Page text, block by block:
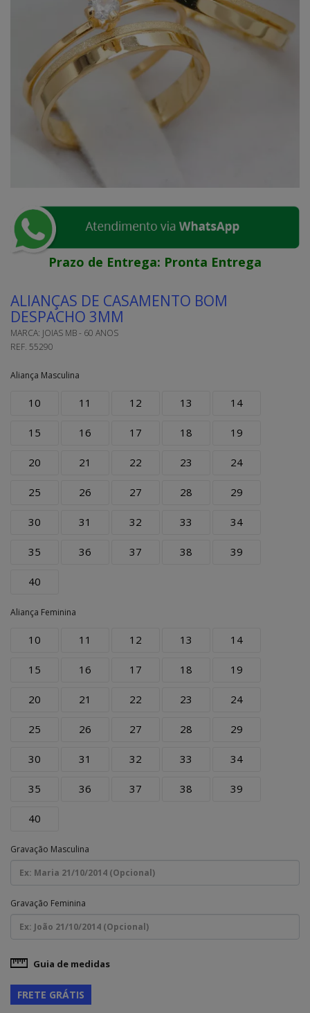
Prazo de Entrega: Pronta Entrega
ALIANÇAS DE CASAMENTO BOM
DESPACHO 3MM
MARCA: JOIAS MB - 60 ANOS
REF. 55290
Aliança Masculina
10 11 12 13 14
15 16 17 18 19
20 21 22 23 24
25 26 27 28 29
30 31 32 33 34
35 36 37 38 39
40
Aliança Feminina
10 11 12 13 14
15 16 17 18 19
20 21 22 23 24
25 26 27 28 29
30 31 32 33 34
35 36 37 38 39
40
Gravação Masculina
Gravação Feminina
Guia de medidas
FRETE GRÁTIS